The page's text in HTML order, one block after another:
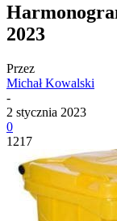
2023
Przez
Michał Kowalski
-
2 stycznia 2023
0
1217